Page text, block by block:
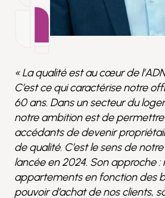
« La qualité est au cœur de
C’est ce qui caractérise notre
60 ans. Dans un secteur du
notre ambition est de
accédants de devenir
de qualité. C’est le sens de
lancée en 2024. Son approche :
appartements en fonction des
pouvoir d’achat de nos clients,